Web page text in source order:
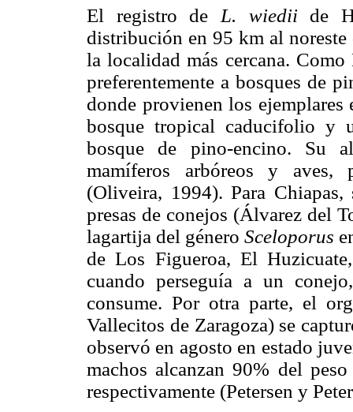
El registro de L. wiediide
distribución en 95 km al
la localidad más cercana.
preferentemente a bosques de
donde provienen los
bosque tropical caducifolio y
bosque de pino-encino. Su
mamíferos arbóreos y aves,
(Oliveira, 1994). Para
presas de conejos (Álvarez del
lagartija del géneroSceloporus
de Los Figueroa, El
cuando perseguía a un
consume. Por otra parte, el
Vallecitos de Zaragoza) se
observó en agosto en estado
machos alcanzan 90% del
respectivamente (Petersen y